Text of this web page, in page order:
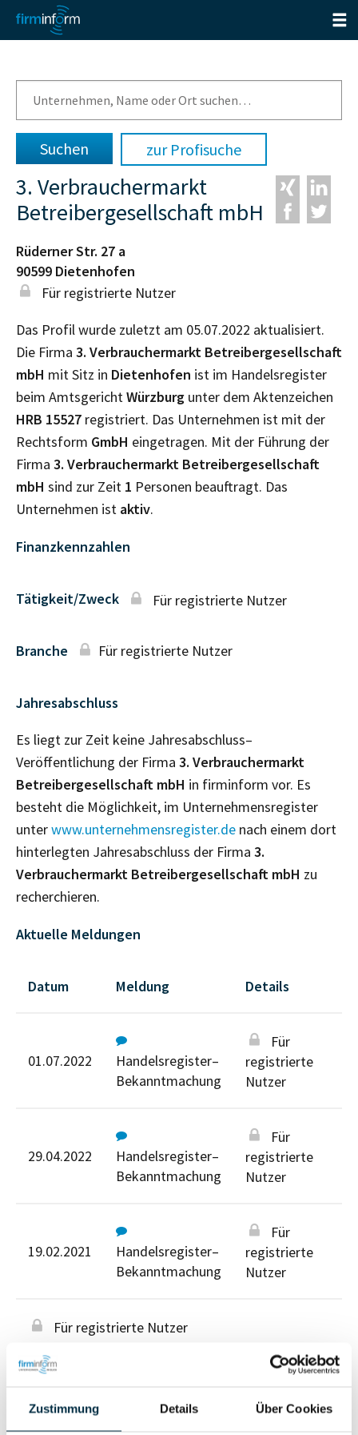
Zustimmung Details Über Cookies
zur Profisuche
3. Verbrauchermarkt
Betreibergesellschaft mbH
Rüderner Str. 27 a
90599 Dietenhofen
Für registrierte Nutzer
Das Profil wurde zuletzt am 05.07.2022 aktualisiert.
Die Firma 3. Verbrauchermarkt Betreibergesellschaft
mbH mit Sitz in Dietenhofen ist im Handelsregister
beim AmtsgerichtWürzburg unter dem Aktenzeichen
HRB 15527 registriert. Das Unternehmen ist mit der
Rechtsform GmbH eingetragen. Mit der Führung der
Firma 3. Verbrauchermarkt Betreibergesellschaft
mbH sind zur Zeit 1 Personen beauftragt. Das
Unternehmen ist aktiv.
Finanzkennzahlen
Tätigkeit/Zweck Für registrierte Nutzer
Branche Für registrierte Nutzer
Jahresabschluss
Es liegt zur Zeit keine Jahresabschluss–
Veröffentlichung der Firma 3. Verbrauchermarkt
Betreibergesellschaft mbH in firminform vor. Es
besteht die Möglichkeit, im Unternehmensregister
unterwww.unternehmensregister.de nach einem dort
hinterlegten Jahresabschluss der Firma 3.
Verbrauchermarkt Betreibergesellschaft mbH zu
recherchieren.
Aktuelle Meldungen
Datum Meldung Details
01.07.2022
Handelsregister–
Bekanntmachung
Für
registrierte
Nutzer
29.04.2022
Handelsregister–
Bekanntmachung
Für
registrierte
Nutzer
19.02.2021
Handelsregister–
Bekanntmachung
Für
registrierte
Nutzer
Für registrierte Nutzer